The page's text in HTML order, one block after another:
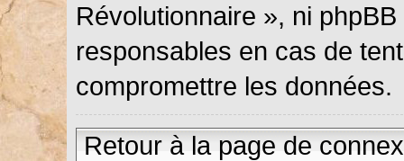
Révolutionnaire », ni
responsables en cas de
compromettre les données.
Retour à la page de